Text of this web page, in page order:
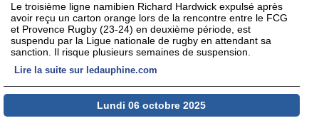
Le troisième ligne namibien Richard Hardwick expulsé après
avoir reçu un carton orange lors de la rencontre entre le FCG
et Provence Rugby (23-24) en deuxième période, est
suspendu par la Ligue nationale de rugby en attendant sa
sanction. Il risque plusieurs semaines de suspension.
Lire la suite sur ledauphine.com
Lundi 06 octobre 2025